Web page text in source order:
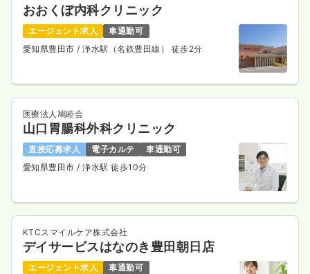
おおくぼ内科クリニック
エージェント求人
車通勤可
愛知県豊田市/ 浄水駅（名鉄豊田線） 徒歩2分
医療法人鳩睦会
山口胃腸科外科クリニック
直接応募求人 電子カルテ
車通勤可
愛知県豊田市/ 浄水駅 徒歩10分
KTCスマイルケア株式会社
デイサービスはなのき豊田朝日店
エージェント求人
車通勤可